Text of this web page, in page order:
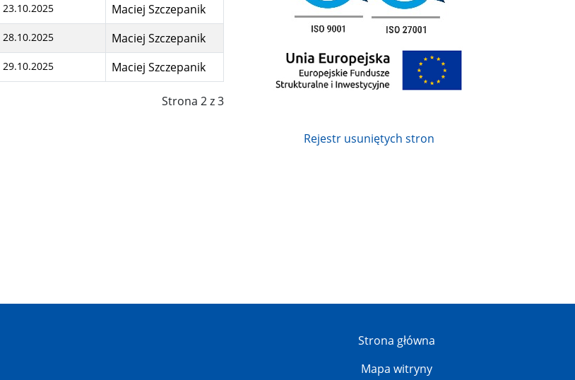
23.10.2025
Maciej Szczepanik
28.10.2025
Maciej Szczepanik
29.10.2025 Maciej Szczepanik
Strona 2 z 3
Rejestr usuniętych stron
Strona główna
Mapa witryny